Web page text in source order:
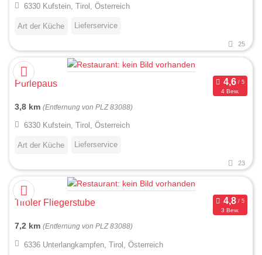
6330 Kufstein, Tirol, Österreich
Art der Küche Lieferservice
25
Purlepaus
4 Bew.
3,8 km (Entfernung von PLZ 83088)
6330 Kufstein, Tirol, Österreich
Art der Küche Lieferservice
23
Tiroler Fliegerstube
3 Bew.
7,2 km (Entfernung von PLZ 83088)
6336 Unterlangkampfen, Tirol, Österreich